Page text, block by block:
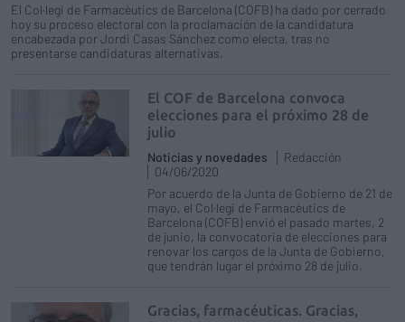
El Col·legi de Farmacèutics de Barcelona (COFB) ha dado por cerrado
hoy su proceso electoral con la proclamación de la candidatura
encabezada por Jordi Casas Sánchez como electa, tras no
presentarse candidaturas alternativas.
El COF de Barcelona convoca
elecciones para el próximo 28 de
julio
Noticias y novedades
Redacción
04/06/2020
Por acuerdo de la Junta de Gobierno de 21 de
mayo, el Col·legi de Farmacèutics de
Barcelona (COFB) envió el pasado martes, 2
de junio, la convocatoria de elecciones para
renovar los cargos de la Junta de Gobierno,
que tendrán lugar el próximo 28 de julio.
Gracias, farmacéuticas. Gracias,